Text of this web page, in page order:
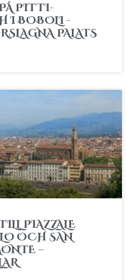
PITTI-
I BOBOLI -
PALATS
PIAZZALE
OCH SAN
–